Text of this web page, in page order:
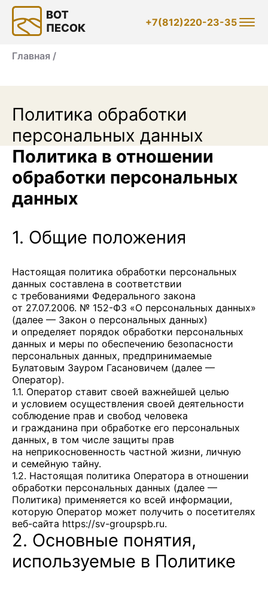
+7(812)220-23-35
Главная /
Политика обработки
персональных данных
Политика в отношении
обработки персональных
данных
1. Общие положения
Настоящая политика обработки персональных
данных составлена в соответствии
с требованиями Федерального закона
от 27.07.2006. № 152-ФЗ «О персональных данных»
(далее — Закон о персональных данных)
и определяет порядок обработки персональных
данных и меры по обеспечению безопасности
персональных данных, предпринимаемые
Булатовым Зауром Гасановичем (далее —
Оператор).
1.1. Оператор ставит своей важнейшей целью
и условием осуществления своей деятельности
соблюдение прав и свобод человека
и гражданина при обработке его персональных
данных, в том числе защиты прав
на неприкосновенность частной жизни, личную
и семейную тайну.
1.2. Настоящая политика Оператора в отношении
обработки персональных данных (далее —
Политика) применяется ко всей информации,
которую Оператор может получить о посетителях
веб-сайта https://sv-groupspb.ru.
2. Основные понятия,
используемые в Политике